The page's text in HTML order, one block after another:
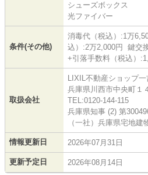
シューズボックス
光ファイバー
条件(その他)
消毒代（税込）:1万
込）:2万2,000円 鍵交
+引落手数料（税込）
取扱会社
LIXIL不動産ショップ一
兵庫県川西市中央町１
TEL:0120-144-115
兵庫県知事 (2) 第
（一社）兵庫県宅地建
情報更新日 2026年07月31日
更新予定日 2026年08月14日